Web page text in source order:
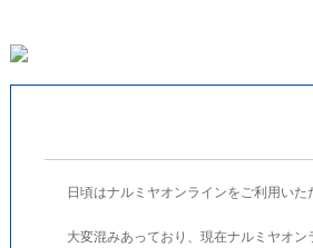
日頃はナルミヤオンラインをご利用いた
大変混みあっており、現在ナルミヤオン